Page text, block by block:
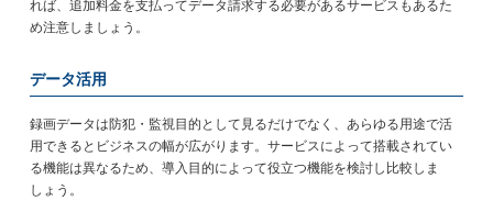
れば、追加料金を支払ってデータ請求する必要があるサービスもあるた
め注意しましょう。
データ活用
録画データは防犯・監視目的として見るだけでなく、あらゆる用途で活
用できるとビジネスの幅が広がります。サービスによって搭載されてい
る機能は異なるため、導入目的によって役立つ機能を検討し比較しま
しょう。